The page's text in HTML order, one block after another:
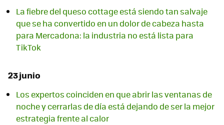
La fiebre del queso cottage está siendo tan salvaje
que se ha convertido en un dolor de cabeza hasta
para Mercadona: la industria no está lista para
TikTok
23 junio
Los expertos coinciden en que abrir las ventanas de
noche y cerrarlas de día está dejando de ser la mejor
estrategia frente al calor